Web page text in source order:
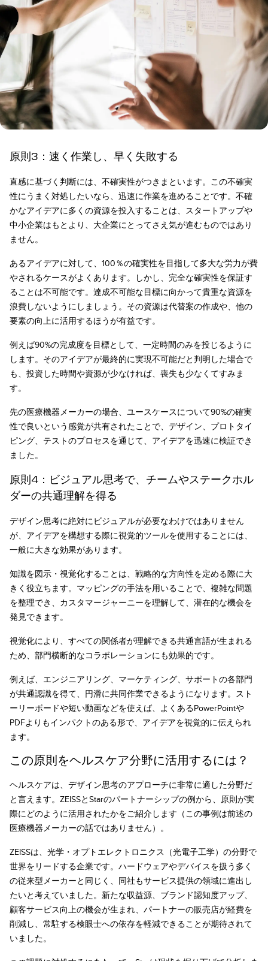
原則3：速く作業し、早く失敗する
直感に基づく判断には、不確実性がつきまといます。この不確実
性にうまく対処したいなら、迅速に作業を進めることです。不確
かなアイデアに多くの資源を投入することは、スタートアップや
中小企業はもとより、大企業にとってさえ気が進むものではあり
ません。
あるアイデアに対して、100％の確実性を目指して多大な労力が費
やされるケースがよくあります。しかし、完全な確実性を保証す
ることは不可能です。達成不可能な目標に向かって貴重な資源を
浪費しないようにしましょう。その資源は代替案の作成や、他の
要素の向上に活用するほうが有益です。
例えば90%の完成度を目標として、一定時間のみを投じるように
します。そのアイデアが最終的に実現不可能だと判明した場合で
も、投資した時間や資源が少なければ、喪失も少なくてすみま
す。
先の医療機器メーカーの場合、ユースケースについて90%の確実
性で良いという感覚が共有されたことで、デザイン、プロトタイ
ピング、テストのプロセスを通じて、アイデアを迅速に検証でき
ました。
原則4：ビジュアル思考で、チームやステークホル
ダーの共通理解を得る
デザイン思考に絶対にビジュアルが必要なわけではありません
が、アイデアを構想する際に視覚的ツールを使用することには、
一般に大きな効果があります。
知識を図示・視覚化することは、戦略的な方向性を定める際に大
きく役立ちます。マッピングの手法を用いることで、複雑な問題
を整理でき、カスタマージャーニーを理解して、潜在的な機会を
発見できます。
視覚化により、すべての関係者が理解できる共通言語が生まれる
ため、部門横断的なコラボレーションにも効果的です。
例えば、エンジニアリング、マーケティング、サポートの各部門
が共通認識を得て、円滑に共同作業できるようになります。スト
ーリーボードや短い動画などを使えば、よくあるPowerPointや
PDFよりもインパクトのある形で、アイデアを視覚的に伝えられ
ます。
この原則をヘルスケア分野に活用するには？
ヘルスケアは、デザイン思考のアプローチに非常に適した分野だ
と言えます。ZEISSとStarのパートナーシップの例から、原則が実
際にどのように活用されたかをご紹介します（この事例は前述の
医療機器メーカーの話ではありません）。
ZEISSは、光学・オプトエレクトロニクス（光電子工学）の分野で
世界をリードする企業です。ハードウェアやデバイスを扱う多く
の従来型メーカーと同じく、同社もサービス提供の領域に進出し
たいと考えていました。新たな収益源、ブランド認知度アップ、
顧客サービス向上の機会が生まれ、パートナーの販売店が経費を
削減し、常駐する検眼士への依存を軽減できることが期待されて
いました。